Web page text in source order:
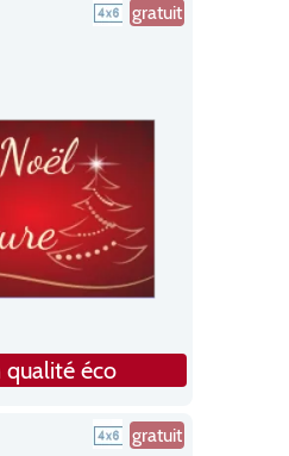
gratuit
qualité éco
gratuit